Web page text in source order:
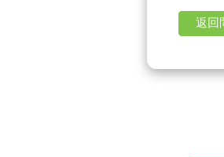
返回